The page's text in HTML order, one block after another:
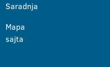
Saradnja
Mapa
sajta